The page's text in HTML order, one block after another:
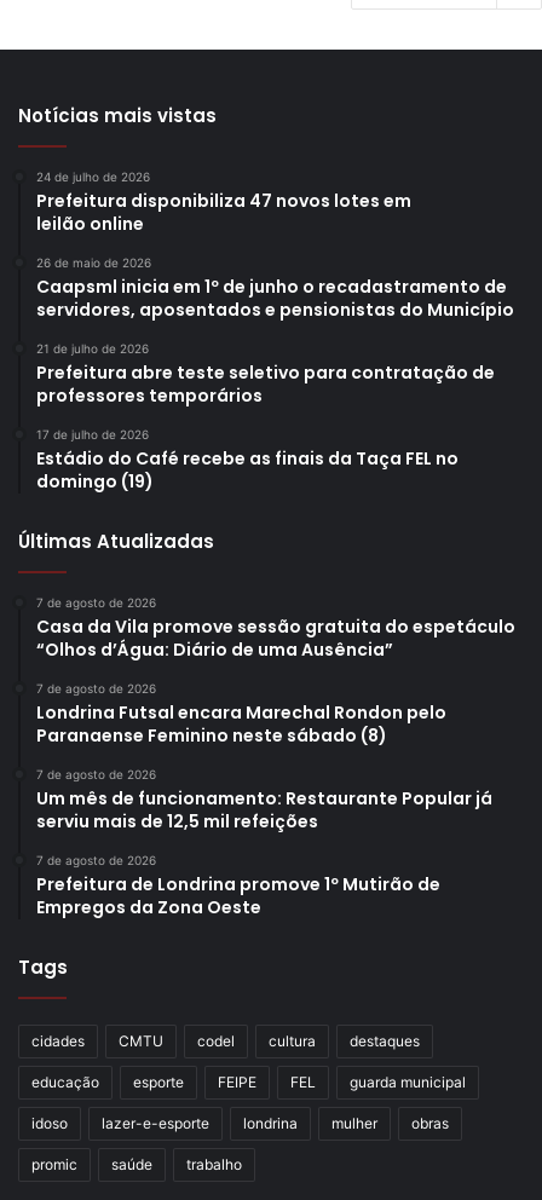
Notícias mais vistas
24 de julho de 2026
Prefeitura disponibiliza 47 novos lotes em
leilão online
26 de maio de 2026
Caapsml inicia em 1º de junho o recadastramento de
servidores, aposentados e pensionistas do Município
21 de julho de 2026
Prefeitura abre teste seletivo para contratação de
professores temporários
17 de julho de 2026
Estádio do Café recebe as finais da Taça FEL no
domingo (19)
Últimas Atualizadas
7 de agosto de 2026
Casa da Vila promove sessão gratuita do espetáculo
“Olhos d’Água: Diário de uma Ausência”
7 de agosto de 2026
Londrina Futsal encara Marechal Rondon pelo
Paranaense Feminino neste sábado (8)
7 de agosto de 2026
Um mês de funcionamento: Restaurante Popular já
serviu mais de 12,5 mil refeições
7 de agosto de 2026
Prefeitura de Londrina promove 1º Mutirão de
Empregos da Zona Oeste
Tags
cidades CMTU codel cultura destaques
educação esporte FEIPE FEL guarda municipal
idoso lazer-e-esporte londrina mulher obras
promic saúde trabalho